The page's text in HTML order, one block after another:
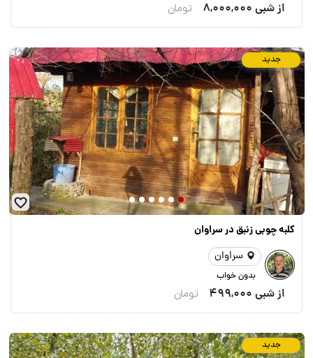
از شبی 8,000,000 تومان
جدید
کلبه چوبی زنبق در سراوان
سراوان
بدون خواب
از شبی 499,000 تومان
جدید